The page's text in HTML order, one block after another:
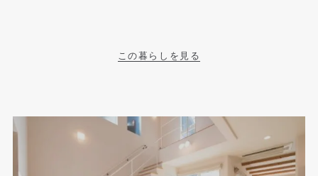
この暮らしを見る